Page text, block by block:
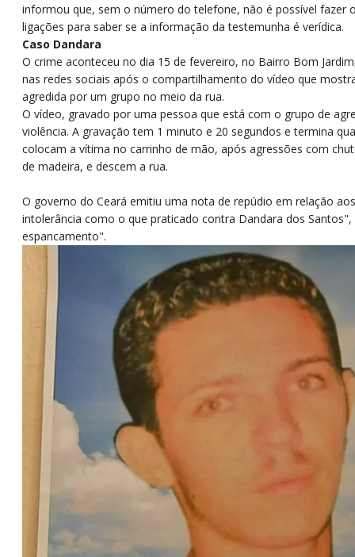
informou que, sem o número do telefone, não é possível fazer
ligações para saber se a informação da testemunha é verídica.
Caso Dandara
O crime aconteceu no dia 15 de fevereiro, no Bairro Bom
nas redes sociais após o compartilhamento do vídeo que
agredida por um grupo no meio da rua.
O vídeo, gravado por uma pessoa que está com o grupo de
violência. A gravação tem 1 minuto e 20 segundos e termina
colocam a vítima no carrinho de mão, após agressões com
de madeira, e descem a rua.
O governo do Ceará emitiu uma nota de repúdio em relação
intolerância como o que praticado contra Dandara dos
espancamento".